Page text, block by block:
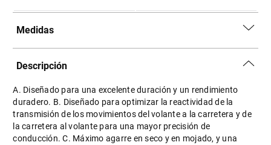
Medidas
Descripción
A. Diseñado para una excelente duración y un rendimiento
duradero. B. Diseñado para optimizar la reactividad de la
transmisión de los movimientos del volante a la carretera y de
la carretera al volante para una mayor precisión de
conducción. C. Máximo agarre en seco y en mojado, y una